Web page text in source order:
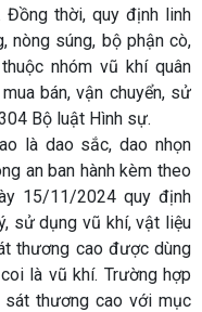
thời, quy định linh
nòng súng, bộ phận cò,
nhóm vũ khí quân
bán, vận chuyển, sử
Bộ luật Hình sự.
là dao sắc, dao nhọn
an ban hành kèm theo
15/11/2024 quy định
sử dụng vũ khí, vật liệu
thương cao được dùng
là vũ khí. Trường hợp
thương cao với mục